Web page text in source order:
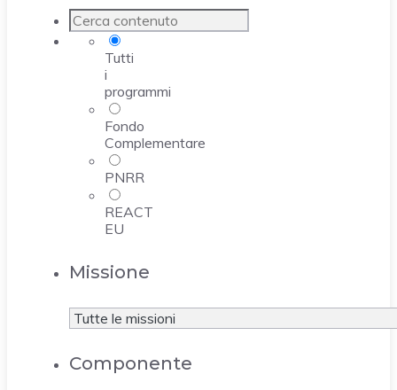
Tutti
i
programmi
Fondo
Complementare
PNRR
REACT
EU
Missione
Componente